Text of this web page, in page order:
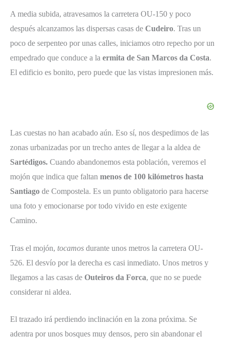
A media subida, atravesamos la carretera OU-150 y poco
después alcanzamos las dispersas casas de Cudeiro. Tras un
poco de serpenteo por unas calles, iniciamos otro repecho por un
empedrado que conduce a la ermita de San Marcos da Costa.
El edificio es bonito, pero puede que las vistas impresionen más.
Las cuestas no han acabado aún. Eso sí, nos despedimos de las
zonas urbanizadas por un trecho antes de llegar a la aldea de
Sartédigos. Cuando abandonemos esta población, veremos el
mojón que indica que faltan menos de 100 kilómetros hasta
Santiago de Compostela. Es un punto obligatorio para hacerse
una foto y emocionarse por todo vivido en este exigente
Camino.
Tras el mojón, tocamos durante unos metros la carretera OU-
526. El desvío por la derecha es casi inmediato. Unos metros y
llegamos a las casas de Outeiros da Forca, que no se puede
considerar ni aldea.
El trazado irá perdiendo inclinación en la zona próxima. Se
adentra por unos bosques muy densos, pero sin abandonar el